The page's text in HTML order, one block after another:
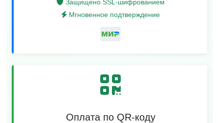
Защищено SSL-шифрованием
Мгновенное подтверждение
Оплата по QR-коду